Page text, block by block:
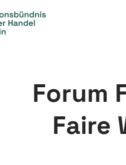
Forum
Faire